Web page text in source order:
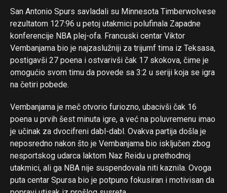
San Antonio Spurs savladali su Minnesota Timberwolvese
rezultatom 127:96 u petoj utakmici polufinala Zapadne
konferencije NBA plej-ofa. Francuski centar Viktor
Vembanjama bio je najzaslužniji za trijumf tima iz Teksasa,
postigavši 27 poena i ostvarivši čak 17 skokova, čime je
omogućio svom timu da povede sa 3:2 u seriji koja se igra
na četiri pobede.
Vembanjama je meč otvorio furiozno, ubacivši čak 16
poena u prvih šest minuta igre, a već na poluvremenu imao
je učinak za dvocifreni dabl-dabl. Ovakva partija došla je
neposredno nakon što je Vembanjama bio isključen zbog
nesportskog udarca laktom Naz Reidu u prethodnoj
utakmici, ali ga NBA nije suspendovala niti kaznila. Ovoga
puta centar Spursa bio je potpuno fokusiran i motivisan da